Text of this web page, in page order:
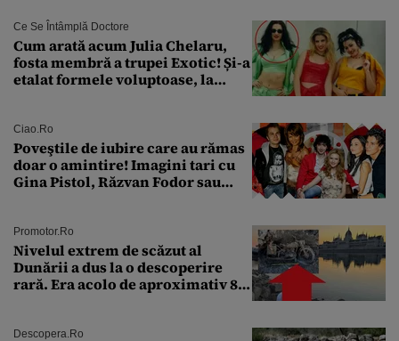
Ce Se Întâmplă Doctore
Cum arată acum Julia Chelaru,
fosta membră a trupei Exotic! Și-a
etalat formele voluptoase, la
Ciao.ro
Poveştile de iubire care au rămas
doar o amintire! Imagini tari cu
Gina Pistol, Răzvan Fodor sau
Promotor.ro
Nivelul extrem de scăzut al
Dunării a dus la o descoperire
rară. Era acolo de aproximativ 80
Descopera.ro